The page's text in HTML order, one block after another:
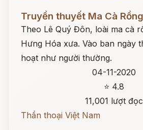
Đọc ngay
Truyền thuyết Ma Cà
Theo Lê Quý Đôn, loài ma cà
Hưng Hóa xưa. Vào ban ngày
hoạt như người thường.
04-11-2020
⭐ 4.8
11,001 lượt đọc
Thần thoại Việt Nam